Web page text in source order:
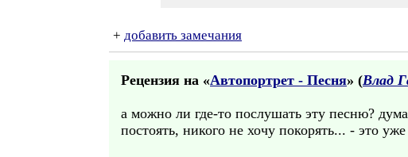
+ добавить замечания
Рецензия на «Автопортрет - Песня» (Влад
а можно ли где-то послушать эту песню?
постоять, никого не хочу покорять... - это